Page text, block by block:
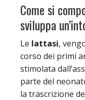
Come si
sviluppa
Le lattasi,
corso dei primi
stimolata
parte del
la trascrizione